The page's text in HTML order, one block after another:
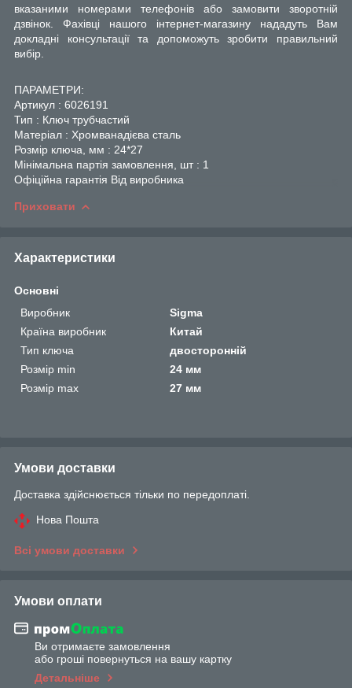
вказаними номерами телефонів або замовити зворотній
дзвінок. Фахівці нашого інтернет-магазину нададуть Вам
докладні консультації та допоможуть зробити правильний
вибір.
ПАРАМЕТРИ:
Артикул : 6026191
Тип : Ключ трубчастий
Матеріал : Хромванадієва сталь
Розмір ключа, мм : 24*27
Мінімальна партія замовлення, шт : 1
Офіційна гарантія Від виробника
Приховати
Характеристики
Основні
Виробник
Sigma
Країна виробник
Китай
Тип ключа
двосторонній
Розмір min
24 мм
Розмір max
27 мм
Умови доставки
Доставка здійснюється тільки по передоплаті.
Нова Пошта
Всі умови доставки
Умови оплати
Ви отримаєте замовлення
або гроші повернуться на вашу картку
Детальніше